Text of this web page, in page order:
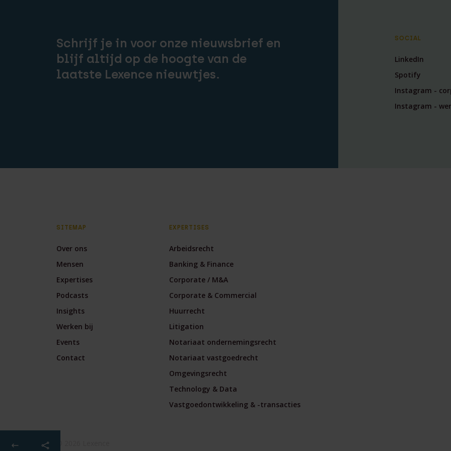
Schrijf je in voor onze nieuwsbrief en
blijf altijd op de hoogte van de
laatste Lexence nieuwtjes.
SOCIAL
LinkedIn
Spotify
Instagram -
Instagram -
SITEMAP
Over ons
Mensen
Expertises
Podcasts
Insights
Werken bij
Events
Contact
EXPERTISES
Arbeidsrecht
Banking & Finance
Corporate / M&A
Corporate & Commercial
Huurrecht
Litigation
Notariaat ondernemingsrecht
Notariaat vastgoedrecht
Omgevingsrecht
Technology & Data
Vastgoedontwikkeling & -transacties